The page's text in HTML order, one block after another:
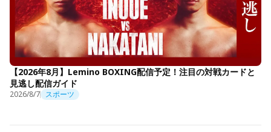
【2026年8月】Lemino BOXING配信予定！注目の対戦カードと
見逃し配信ガイド
2026/8/7 スポーツ